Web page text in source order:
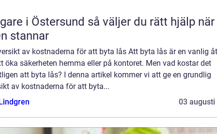
Östersund så väljer du rätt hjälp när
stannar
av kostnaderna för att byta lås Att byta lås är en vanlig
öka säkerheten hemma eller på kontoret. Men vad kostar det
att byta lås? I denna artikel kommer vi att ge en grundlig
av kostnaderna för att byta...
03 augusti